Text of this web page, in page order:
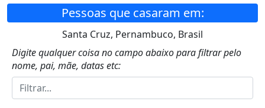
Pessoas que casaram em:
Santa Cruz, Pernambuco, Brasil
Digite qualquer coisa no campo abaixo para filtrar pelo
nome, pai, mãe, datas etc: